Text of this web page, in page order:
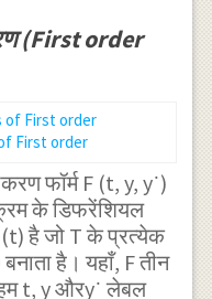
(First order
First order
फॉर्म F (t, y, y˙)
के डिफरेंशियल
है जो T के प्रत्येक
है। यहाँ, F तीन
t, y औरy˙ लेबल